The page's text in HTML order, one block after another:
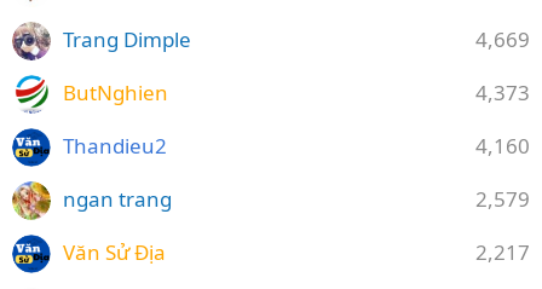
4,669
Trang Dimple
4,373
ButNghien
4,160
Thandieu2
2,579
ngan trang
2,217
Văn Sử Địa